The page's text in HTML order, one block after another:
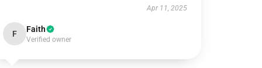
Apr 11, 2025
F Faith
Verified owner